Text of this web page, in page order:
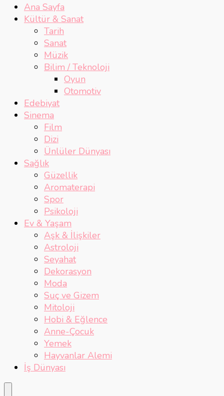
Ana Sayfa
Kültür & Sanat
Tarih
Sanat
Müzik
Bilim / Teknoloji
Oyun
Otomotiv
Edebiyat
Sinema
Film
Dizi
Ünlüler Dünyası
Sağlık
Güzellik
Aromaterapi
Spor
Psikoloji
Ev & Yaşam
Aşk & İlişkiler
Astroloji
Seyahat
Dekorasyon
Moda
Suç ve Gizem
Mitoloji
Hobi & Eğlence
Anne-Çocuk
Yemek
Hayvanlar Alemi
İş Dünyası